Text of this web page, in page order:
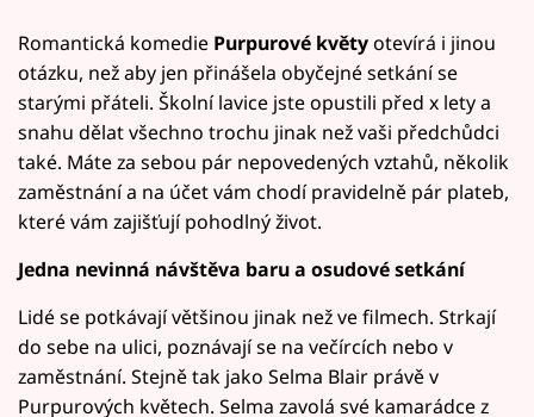
Romantická komedie Purpurové květyotevírá i jinou
otázku, než aby jen přinášela obyčejné setkání se
starými přáteli. Školní lavice jste opustili před x lety a
snahu dělat všechno trochu jinak než vaši předchůdci
také. Máte za sebou pár nepovedených vztahů, několik
zaměstnání a na účet vám chodí pravidelně pár plateb,
které vám zajišťují pohodlný život.
Jedna nevinná návštěva baru a osudové setkání
Lidé se potkávají většinou jinak než ve filmech. Strkají
do sebe na ulici, poznávají se na večírcích nebo v
zaměstnání. Stejně tak jako Selma Blair právě v
Purpurových květech. Selma zavolá své kamarádce z